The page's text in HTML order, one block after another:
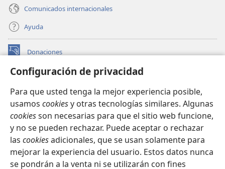
Configuración de privacidad
Para que usted tenga la mejor experiencia posible,
usamos cookiesy otras tecnologías similares. Algunas
cookiesson necesarias para que el sitio web funcione,
y no se pueden rechazar. Puede aceptar o rechazar
las cookiesadicionales, que se usan solamente para
mejorar la experiencia del usuario. Estos datos nunca
se pondrán a la venta ni se utilizarán con fines
Comunicados internacionales
Ayuda
Donaciones
(abre
nueva BIBLIOTECA EN LÍNEA Watchtower™
una
nueva
ventana)
JW Hub
(abre
una
nueva
ventana)
JW Library
Watchtower Library